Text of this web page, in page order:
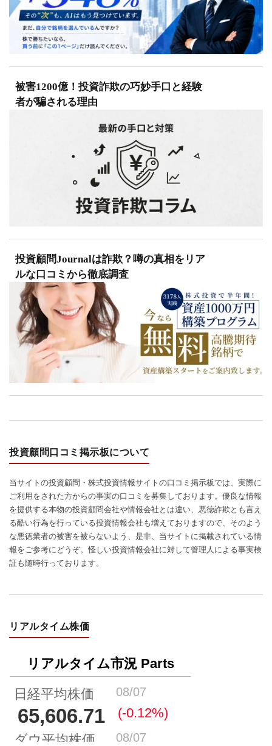
被害1200億！投資詐欺の巧妙手口と経験
者が騙される理由
投資顧問Journalは詐欺？噂の真相をリア
ルな口コミから徹底調査
投資顧問口コミ掲示板について
当サイトの投資顧問・株式投資情報サイトの口コミ掲示板では、実際に
ご利用をされた方からの事実の口コミを募集しております。優良な情報
を提供する本物の投資顧問会社や情報会社とは違い、悪徳詐欺とも言え
る酷い行為を行っている投資情報会社も増えておりますので、そのよう
な悪徳業者の被害を被らないよう、是非、当サイトに掲載されている情
報をご参考にどうぞ。怪しい投資情報会社に対して管理人による事実検
証も随時行っております。
リアルタイム株価